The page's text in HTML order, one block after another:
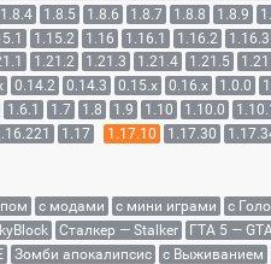
1.8.4 1.8.5 1.8.6 1.8.7 1.8.8 1.8.9
1.15.2 1.16 1.16.1 1.16.2 1.16.3
1.21.2 1.21.3 1.21.4 1.21.5
0.14.2 0.14.3 0.15.x 0.16.x 1.0.0
1.6.1 1.7 1.8 1.9 1.10 1.10.0 1.10.1
1.17 1.17.10 1.17.30
с модами с мини играми с
Сталкер — Stalker ГТА 5 —
Зомби апокалипсис с Выживанием